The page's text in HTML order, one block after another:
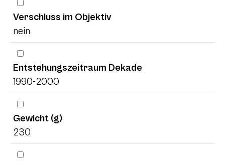
Verschluss im Objektiv
nein
Entstehungszeitraum Dekade
1990-2000
Gewicht (g)
230